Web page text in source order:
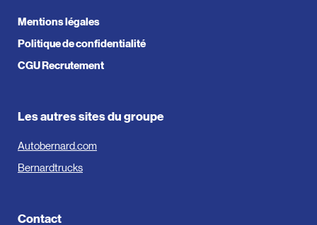
Mentions légales
Politique de confidentialité
CGU Recrutement
Les autres sites du groupe
Autobernard.com
Bernardtrucks
Contact